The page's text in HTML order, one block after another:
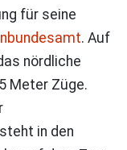
für seine
. Auf
nördliche
Meter Züge.
in den